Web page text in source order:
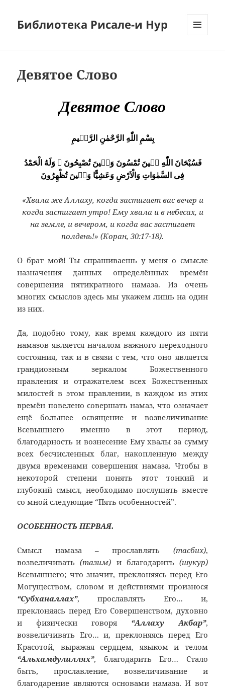
Библиотека Рисале-и Нур
Девятое Слово
Девятое Слово
بِسْمِ اللّٰهِ الرَّحْمٰنِ الرَّحٖيمِ
فَسُبْحَانَ اللّٰهِ حٖينَ تُمْسُونَ وَحٖينَ تُصْبِحُونَ ۞ وَلَهُ الْحَمْدُ
فِى السَّمٰوَاتِ وَالْاَرْضِ وَعَشِيًّا وَحٖينَ تُظْهِرُونَ
«Хвала же Аллаху, когда застигает вас вечер и
когда застигает утро! Ему хвала и в небесах, и
на земле, и вечером, и когда вас застигает
полдень!» (Коран, 30:17-18).
О брат мой! Ты спрашиваешь у меня о смысле
назначения данных определённых времён
совершения пятикратного намаза. Из очень
многих смыслов здесь мы укажем лишь на один
из них.
Да, подобно тому, как время каждого из пяти
намазов является началом важного переходного
состояния, так и в связи с тем, что оно является
грандиозным зеркалом Божественного
правления и отражателем всех Божественных
милостей в этом правлении, в каждом из этих
времён повелено совершать намаз, что означает
ещё большее освящение и возвеличивание
Всевышнего именно в этот период,
благодарность и вознесение Ему хвалы за сумму
всех бесчисленных благ, накопленную между
двумя временами совершения намаза. Чтобы в
некоторой степени понять этот тонкий и
глубокий смысл, необходимо послушать вместе
со мной следующие “Пять особенностей”.
ОСОБЕННОСТЬ ПЕРВАЯ.
Смысл намаза – прославлять (тасбих),
возвеличивать(тазим) и благодарить (шукур)
Всевышнего; что значит, преклоняясь перед Его
Могуществом, словом и действиями произнося
“Субханаллах”, прославлять Его… и,
преклоняясь перед Его Совершенством, духовно
и физически говоря “Аллаху Акбар”,
возвеличивать Его… и, преклоняясь перед Его
Красотой, выражая сердцем, языком и телом
“Альхамдулиллях”, благодарить Его… Стало
быть, прославление, возвеличивание и
благодарение являются основами намаза. И вот